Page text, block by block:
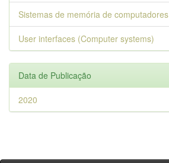
Sistemas de memória de computadores
User interfaces (Computer systems)
Data de Publicação
2020